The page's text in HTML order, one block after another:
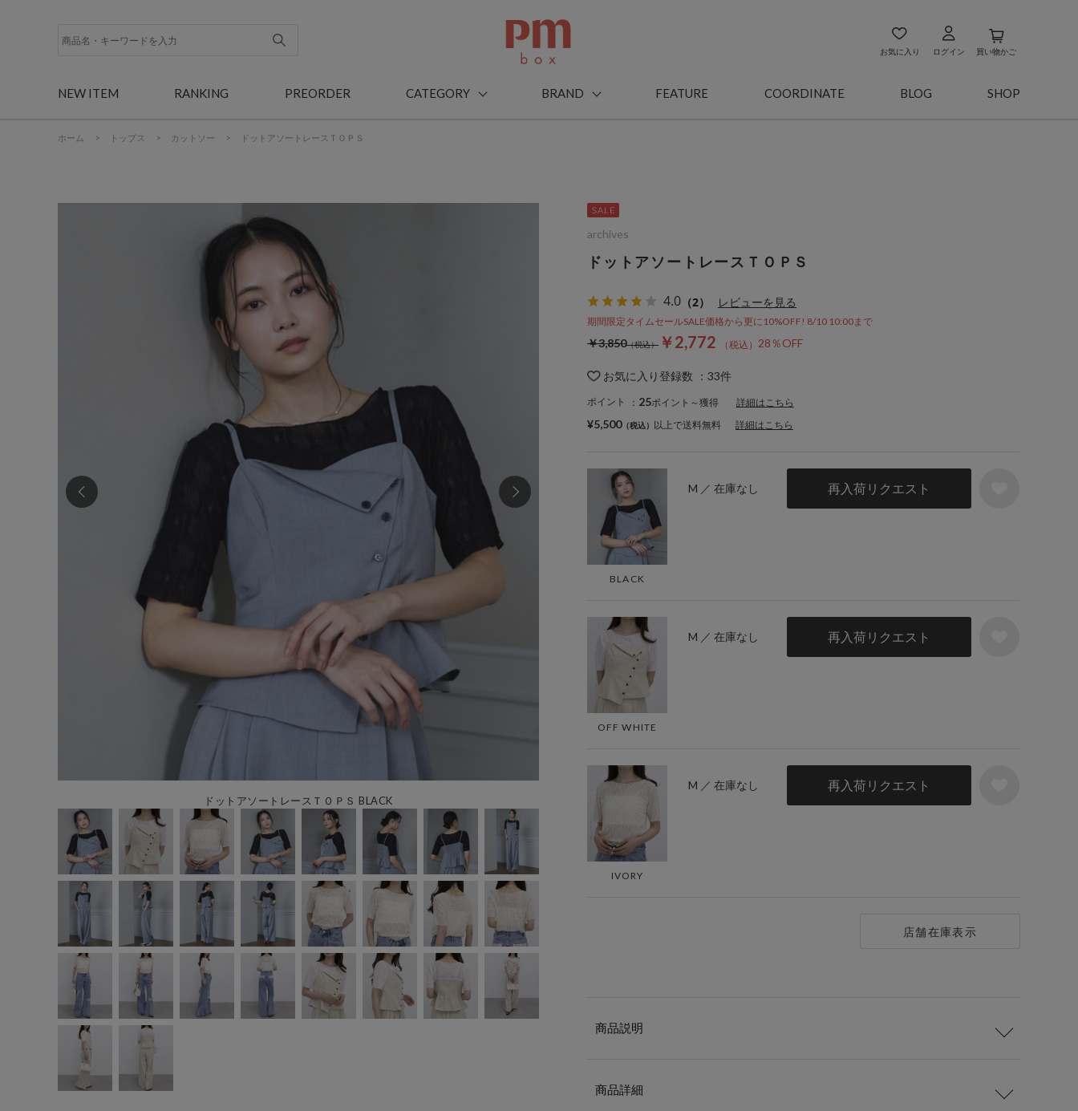
お気に入り ログイン 買い物かご
NEW ITEM RANKING PREORDER CATEGORY BRAND FEATURE COORDINATE BLOG SHOP
ホーム > トップス > カットソー > ドットアソートレースＴＯＰＳ
ドットアソートレースＴＯＰＳ BLACK
ドットアソートレースＴＯＰＳ
4.0 （2） レビューを見る
期間限定タイムセールSALE価格から更に10%OFF! 8/10 10:00まで
￥2,772 28％OFF
￥3,850
お気に入り登録数 ：33件
ポイント ： 25ポイント～獲得 詳細はこちら
BLACK
M ／ 在庫なし 再入荷リクエスト
OFF WHITE
M ／ 在庫なし 再入荷リクエスト
IVORY
M ／ 在庫なし 再入荷リクエスト
店舗在庫表示
archives
¥5,500 以上で送料無料 詳細はこちら
商品説明
商品詳細